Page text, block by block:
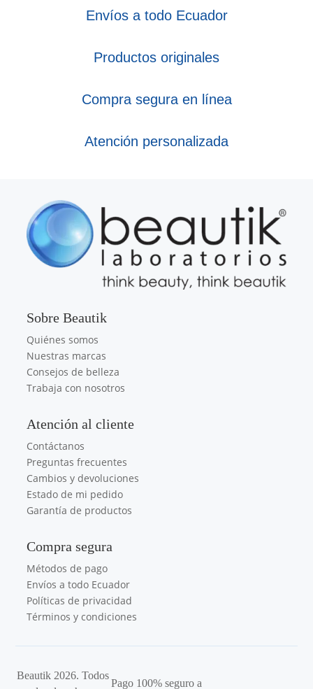
Envíos a todo Ecuador
Productos originales
Compra segura en línea
Atención personalizada
Sobre Beautik
Quiénes somos
Nuestras marcas
Consejos de belleza
Trabaja con nosotros
Atención al cliente
Contáctanos
Preguntas frecuentes
Cambios y devoluciones
Estado de mi pedido
Garantía de productos
Compra segura
Métodos de pago
Envíos a todo Ecuador
Políticas de privacidad
Términos y condiciones
Beautik 2026. Todos
Pago 100% seguro a